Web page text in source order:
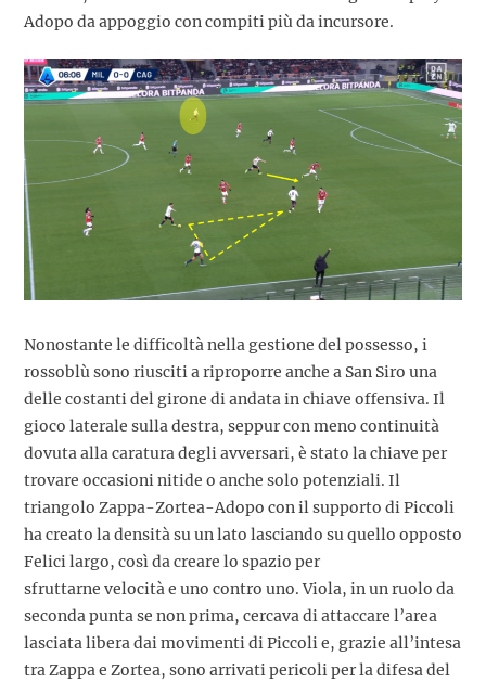
Adopo da appoggio con compiti più da incursore.
Nonostante le difficoltà nella gestione del possesso, i
rossoblù sono riusciti a riproporre anche a San Siro una
delle costanti del girone di andata in chiave offensiva. Il
gioco laterale sulla destra, seppur con meno continuità
dovuta alla caratura degli avversari, è stato la chiave per
trovare occasioni nitide o anche solo potenziali. Il
triangolo Zappa-Zortea-Adopo con il supporto di Piccoli
ha creato la densità su un lato lasciando su quello opposto
Felici largo, così da creare lo spazio per
sfruttarne velocità e uno contro uno. Viola, in un ruolo da
seconda punta se non prima, cercava di attaccare l’area
lasciata libera dai movimenti di Piccoli e, grazie all’intesa
tra Zappa e Zortea, sono arrivati pericoli per la difesa del